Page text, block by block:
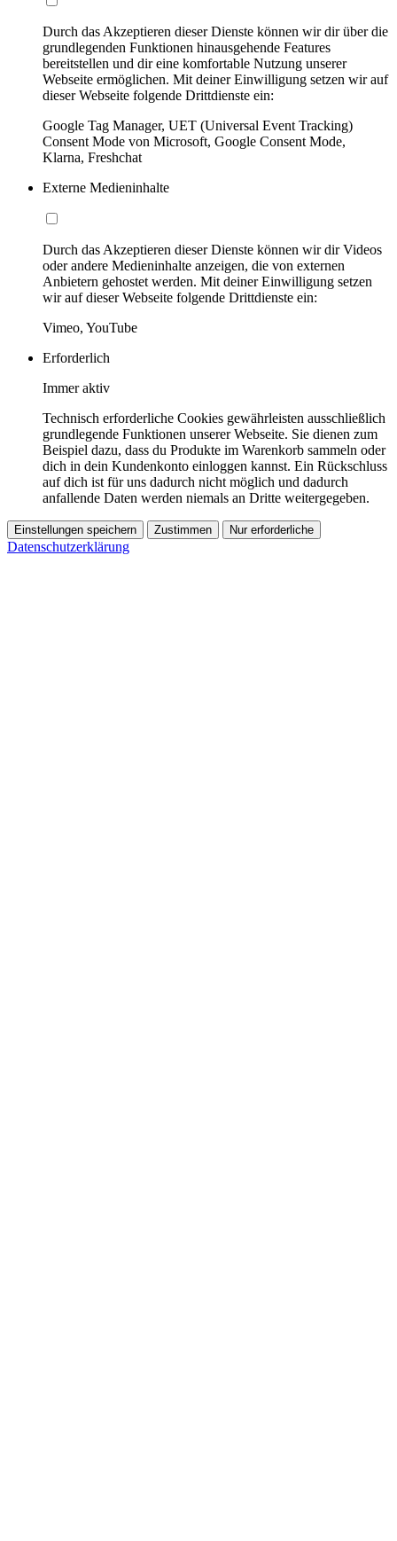
Durch das Akzeptieren dieser Dienste können wir dir über die
grundlegenden Funktionen hinausgehende Features
bereitstellen und dir eine komfortable Nutzung unserer
Webseite ermöglichen. Mit deiner Einwilligung setzen wir auf
dieser Webseite folgende Drittdienste ein:
Google Tag Manager, UET (Universal Event Tracking)
Consent Mode von Microsoft, Google Consent Mode,
Klarna, Freshchat
Externe Medieninhalte
Durch das Akzeptieren dieser Dienste können wir dir Videos
oder andere Medieninhalte anzeigen, die von externen
Anbietern gehostet werden. Mit deiner Einwilligung setzen
wir auf dieser Webseite folgende Drittdienste ein:
Vimeo, YouTube
Erforderlich
Immer aktiv
Technisch erforderliche Cookies gewährleisten ausschließlich
grundlegende Funktionen unserer Webseite. Sie dienen zum
Beispiel dazu, dass du Produkte im Warenkorb sammeln oder
dich in dein Kundenkonto einloggen kannst. Ein Rückschluss
auf dich ist für uns dadurch nicht möglich und dadurch
anfallende Daten werden niemals an Dritte weitergegeben.
Einstellungen speichern Zustimmen Nur erforderliche
Datenschutzerklärung